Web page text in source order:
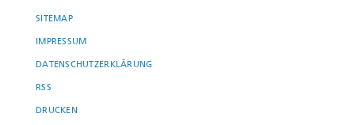
SITEMAP
IMPRESSUM
DATENSCHUTZERKLÄRUNG
RSS
DRUCKEN